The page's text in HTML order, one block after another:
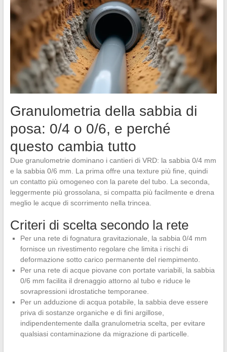
Granulometria della sabbia di
posa: 0/4 o 0/6, e perché
questo cambia tutto
Due granulometrie dominano i cantieri di VRD: la sabbia 0/4 mm
e la sabbia 0/6 mm. La prima offre una texture più fine, quindi
un contatto più omogeneo con la parete del tubo. La seconda,
leggermente più grossolana, si compatta più facilmente e drena
meglio le acque di scorrimento nella trincea.
Criteri di scelta secondo la rete
Per una rete di fognatura gravitazionale, la sabbia 0/4 mm
fornisce un rivestimento regolare che limita i rischi di
deformazione sotto carico permanente del riempimento.
Per una rete di acque piovane con portate variabili, la sabbia
0/6 mm facilita il drenaggio attorno al tubo e riduce le
sovrapressioni idrostatiche temporanee.
Per un adduzione di acqua potabile, la sabbia deve essere
priva di sostanze organiche e di fini argillose,
indipendentemente dalla granulometria scelta, per evitare
qualsiasi contaminazione da migrazione di particelle.